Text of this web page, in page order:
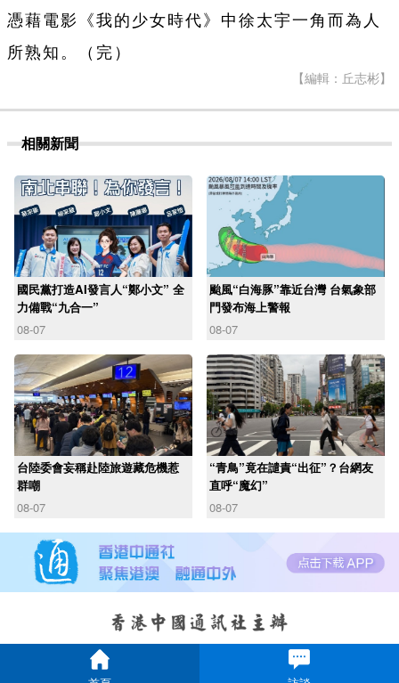
憑藉電影《我的少女時代》中徐太宇一角而為人
所熟知。（完）
【編輯：丘志彬】
相關新聞
國民黨打造AI發言人“鄭小文” 全
力備戰“九合一”
08-07
颱風“白海豚”靠近台灣 台氣象部
門發布海上警報
08-07
台陸委會妄稱赴陸旅遊藏危機惹
群嘲
08-07
“青鳥”竟在譴責“出征”？台網友
直呼“魔幻”
08-07